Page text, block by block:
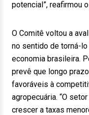
potencial”, reafirmou
O Comitê voltou a
no sentido de torná-
economia brasileira.
prevê que longo
favoráveis à
agropecuária. “O
crescer a taxas